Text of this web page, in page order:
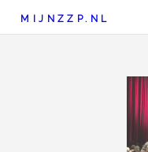
MIJNZZP.NL